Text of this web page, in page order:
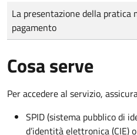
Tipo di pagamento
Importo
La presentazione della pratica
pagamento
Cosa serve
Per accedere al servizio,
SPID (sistema pubblico di
d’identità elettronica (CIE)